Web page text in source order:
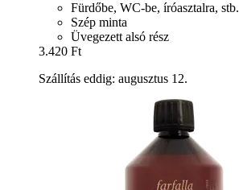
Fürdőbe, WC-be, íróasztalra, stb.
Szép minta
Üvegezett alsó rész
3.420 Ft
Szállítás eddig: augusztus 12.